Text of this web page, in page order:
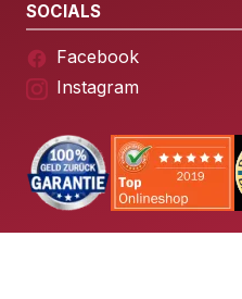
SOCIALS
Facebook
Instagram